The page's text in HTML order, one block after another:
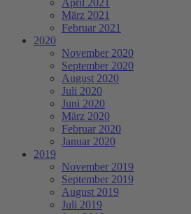
April 2021
März 2021
Februar 2021
2020
November 2020
September 2020
August 2020
Juli 2020
Juni 2020
März 2020
Februar 2020
Januar 2020
2019
November 2019
September 2019
August 2019
Juli 2019